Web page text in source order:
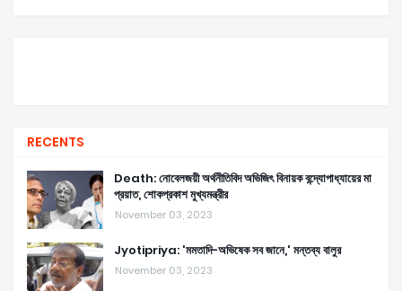
RECENTS
Death: নোবেলজয়ী অর্থনীতিবিদ অভিজিৎ বিনায়ক বন্দ্যোপাধ্যায়ের মা
প্রয়াত, শোকপ্রকাশ মুখ্যমন্ত্রীর
November 03, 2023
Jyotipriya: 'মমতাদি-অভিষেক সব জানে,' মন্তব্য বালুর
November 03, 2023